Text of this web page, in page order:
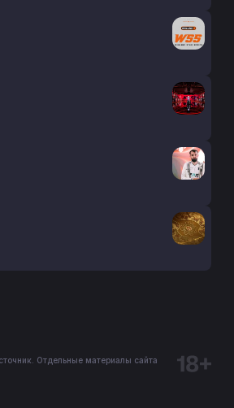
Отдельные материалы сайта